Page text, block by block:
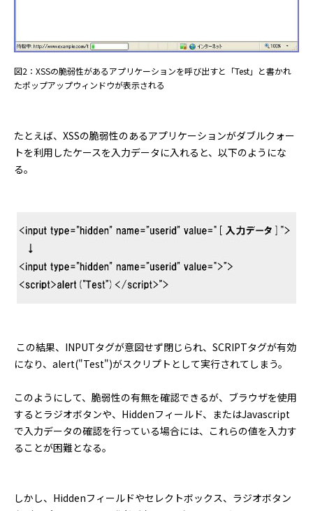
図2：XSSの脆弱性があるアプリケーションを呼び出すと「Test」と書かれ
たポップアップウィンドウが表示される
たとえば、XSSの脆弱性のあるアプリケーションがダブルクォー
トを利用したケースを入力データに入れると、以下のようにな
る。
この結果、INPUTタグが意図せず閉じられ、SCRIPTタグが有効
になり、alert("Test")がスクリプトとして実行されてしまう。
このようにして、脆弱性の有無を確認できるが、ブラウザを使用
するとラジオボタンや、Hiddenフィールド、またはJavascript
で入力データの確認を行っている場合には、これらの値を入力す
ることが困難となる。
しかし、Hiddenフィールドやセレクトボックス、ラジオボタン